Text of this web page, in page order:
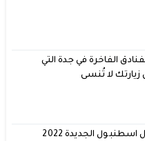
الفاخرة في جدة التي
لا تُنسى
مسلسل اسطنبول الجديدة 2022